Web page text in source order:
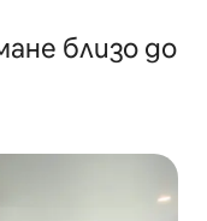
близо до